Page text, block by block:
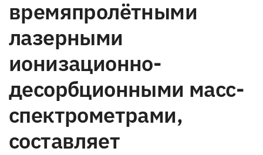
времяпролётными
лазерными
ионизационно-
десорбционными масс-
спектрометрами,
составляет